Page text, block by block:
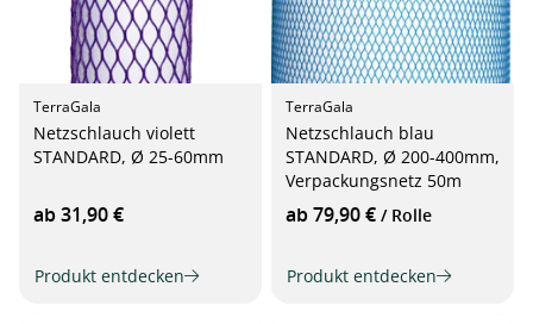
TerraGala
Netzschlauch violett
STANDARD, Ø 25-60mm
ab 31,90 €
Produkt entdecken
TerraGala
Netzschlauch blau
STANDARD, Ø 200-400mm,
Verpackungsnetz 50m
ab 79,90 € / Rolle
Produkt entdecken